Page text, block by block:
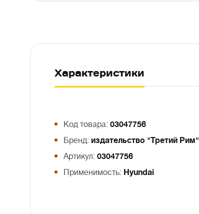
Характеристики
Код товара: 03047756
Бренд: издательство "Третий Рим"
Артикул: 03047756
Применимость: Hyundai